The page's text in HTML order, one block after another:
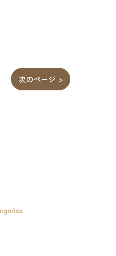
次のページ >